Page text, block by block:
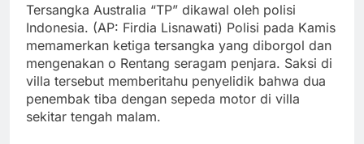
Tersangka Australia “TP” dikawal oleh polisi
Indonesia. (AP: Firdia Lisnawati) Polisi pada Kamis
memamerkan ketiga tersangka yang diborgol dan
mengenakan o Rentang seragam penjara. Saksi di
villa tersebut memberitahu penyelidik bahwa dua
penembak tiba dengan sepeda motor di villa
sekitar tengah malam.